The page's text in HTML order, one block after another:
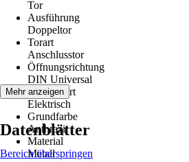
Tor
Ausführung
Doppeltor
Torart
Anschlusstor
Öffnungsrichtung
DIN Universal
Antriebsart
Elektrisch
Grundfarbe
Anthrazit
Material
Metall
Mehr anzeigen
Datenblätter
Bereich überspringen